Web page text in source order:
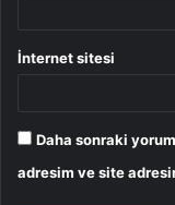
İnternet sitesi
Daha sonraki
adresim ve site